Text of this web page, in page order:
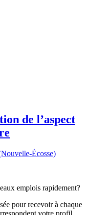
de l’aspect
Écosse)
emplois rapidement?
pour recevoir à chaque
votre profil.